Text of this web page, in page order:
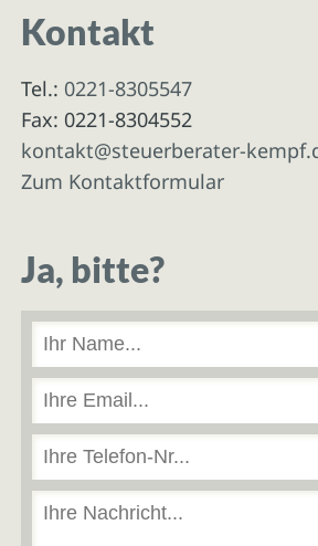
Kontakt
Tel.: 0221-8305547
Fax: 0221-8304552
kontakt@steuerberater-
Zum Kontaktformular
Ja, bitte?